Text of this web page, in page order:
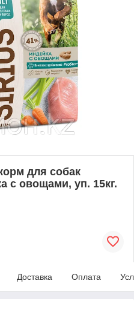
для собак
с овощами, уп. 15кг.
Доставка Оплата